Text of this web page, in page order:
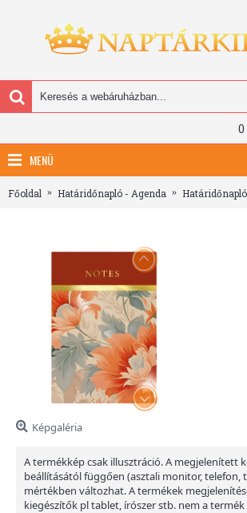
MENÜ
Főoldal Határidőnapló - Agenda Határidőnapló
Képgaléria
A termékkép csak illusztráció. A megjelenített
beállításától függően (asztali monitor, telefon,
mértékben változhat. A termékek
kiegészítők pl tablet, írószer stb. nem a termék